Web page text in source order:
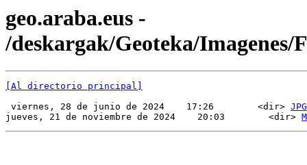
geo.araba.eus -
/deskargak/Geoteka/Imagenes/
[Al directorio principal]
viernes, 28 de junio de 2024    17:26        <dir> JPG
jueves, 21 de noviembre de 2024    20:03        <dir>